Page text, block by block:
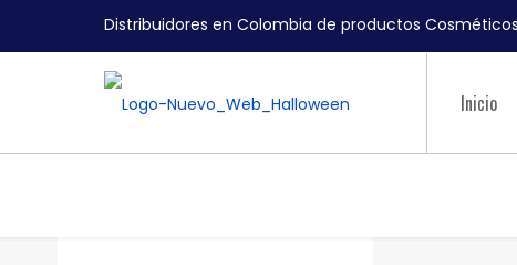
Distribuidores en Colombia de productos
Inicio